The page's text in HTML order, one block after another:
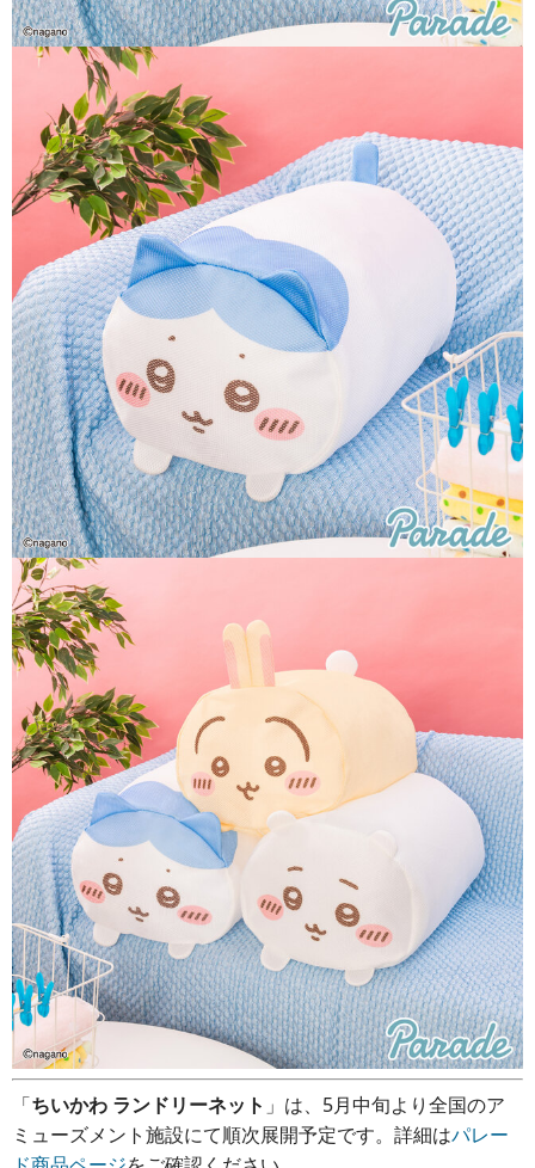
「ちいかわ ランドリーネット 」は、5月中旬より全国のア
ミューズメント施設にて順次展開予定です。詳細はパレー